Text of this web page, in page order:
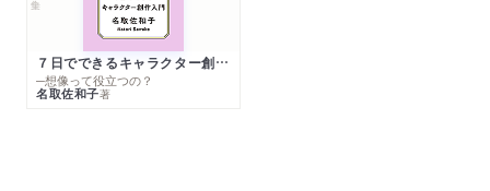
７日でできるキャラクター創作入門
─想像って役立つの？
名取佐和子著